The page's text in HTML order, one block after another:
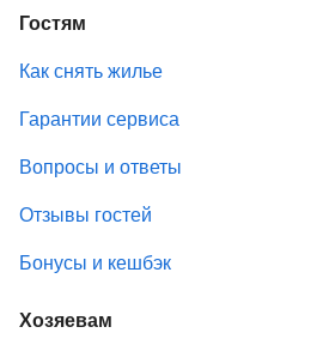
Гостям
Как снять жилье
Гарантии сервиса
Вопросы и ответы
Отзывы гостей
Бонусы и кешбэк
Хозяевам